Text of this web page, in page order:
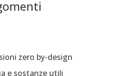
zero by-design
e sostanze utili